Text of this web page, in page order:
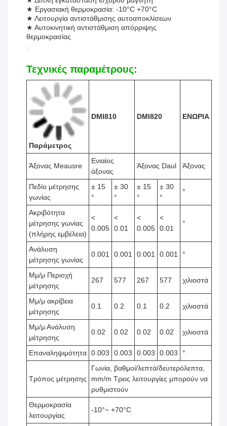
★ Εργασιακή θερμοκρασία: -10°C +70°C
★ Λειτουργία αντιστάθμισης αυτοαποκλίσεων
★ Αυτοκινητική αντιστάθμιση απόρριψης
θερμοκρασίας
.
Τεχνικές παραμέτρους:
Παράμετρος
DMI810 DMI820 ΕΝΩΡΙΑ
Άξονας Meausre
Ενιαίος
άξονας
Άξονας Daul Άξονας
Πεδίο μέτρησης
γωνίας
± 15
°
± 30
°
± 15
°
± 30
°
°
Ακριβότητα
μέτρησης γωνίας
(πλήρης εμβέλεια)
<
0.005
<
0.01
<
0.005
<
0.01
°
Ανάλυση
μέτρησης γωνίας
0.001 0.001 0.001 0.001 °
Μμ/μ Περιοχή
μέτρησης
267 577 267 577 χιλιοστά
Μμ/μ ακρίβεια
μέτρησης
0.1 0.2 0.1 0.2 χιλιοστά
Μμ/μ Ανάλυση
μέτρησης
0.02 0.02 0.02 0.02 χιλιοστά
Επαναληψιμότητα 0.003 0.003 0.003 0.003 °
Τρόπος μέτρησης
Γωνία, βαθμοί/λεπτά/δευτερόλεπτα,
mm/m Τρεις λειτουργίες μπορούν να
ρυθμιστούν
Θερμοκρασία
λειτουργίας
-10°~ +70°C